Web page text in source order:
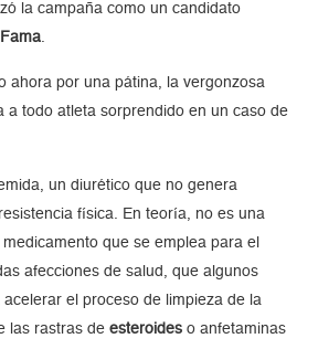
la campaña como un candidato
.
ahora por una pátina, la vergonzosa
a todo atleta sorprendido en un caso de
un diurético que no genera
física. En teoría, no es una
que se emplea para el
afecciones de salud, que algunos
el proceso de limpieza de la
las rastras deesteroides o anfetaminas